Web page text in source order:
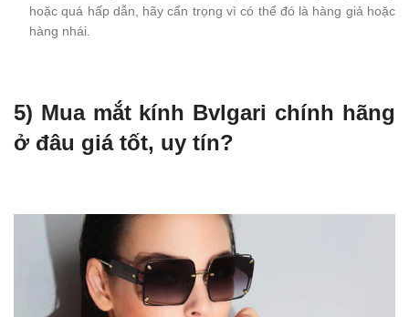
hoặc quá hấp dẫn, hãy cẩn trọng vì có thể đó là hàng giả hoặc
hàng nhái.
5) Mua mắt kính Bvlgari chính hãng
ở đâu giá tốt, uy tín?